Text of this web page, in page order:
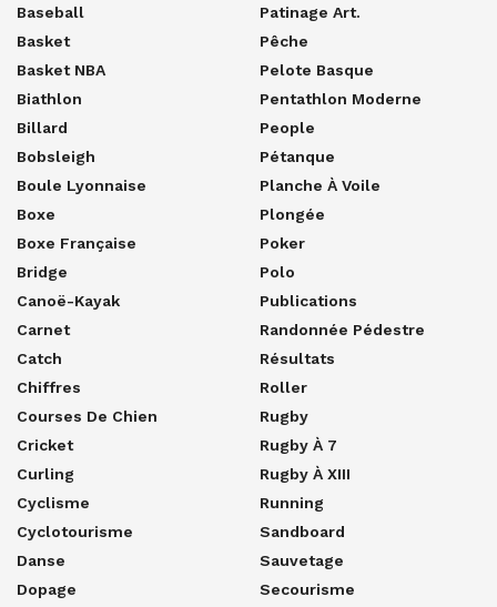
Baseball
Basket
Basket NBA
Biathlon
Billard
Bobsleigh
Boule Lyonnaise
Boxe
Boxe Française
Bridge
Canoë-Kayak
Carnet
Catch
Chiffres
Courses De Chien
Cricket
Curling
Cyclisme
Cyclotourisme
Danse
Dopage
Patinage Art.
Pêche
Pelote Basque
Pentathlon Moderne
People
Pétanque
Planche À Voile
Plongée
Poker
Polo
Publications
Randonnée Pédestre
Résultats
Roller
Rugby
Rugby À 7
Rugby À XIII
Running
Sandboard
Sauvetage
Secourisme